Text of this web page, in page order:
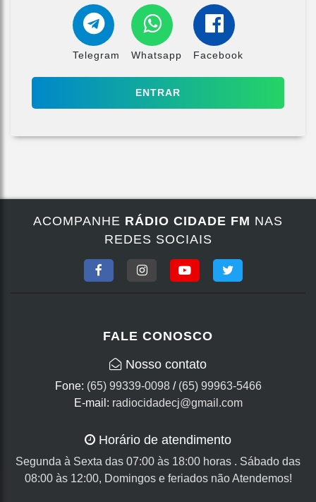
Telegram Whatsapp Facebook
ENTRAR
ACOMPANHE RÁDIO CIDADE FM NAS
REDES SOCIAIS
FALE CONOSCO
Nosso contato
Fone: (65) 99339-0098/ (65) 99963-5466
E-mail: radiocidadecj@gmail.com
Horário de atendimento
Segunda à Sexta das 07:00 às 18:00 horas . Sábado das
08:00 às 12:00, Domingos e feriados não Atendemos!